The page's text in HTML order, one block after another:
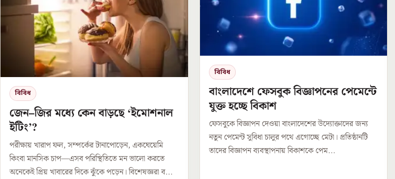
বিবিধ
জেন–জির মধ্যে কেন বাড়ছে ‘ইমোশনাল
ইটিং’?
পরীক্ষায় খারাপ ফল, সম্পর্কের টানাপোড়েন, একঘেয়েমি
কিংবা মানসিক চাপ—এসব পরিস্থিতিতে মন ভালো করতে
অনেকেই প্রিয় খাবারের দিকে ঝুঁকে পড়েন। বিশেষজ্ঞরা ব...
বিবিধ
বাংলাদেশে ফেসবুক বিজ্ঞাপনের পেমেন্টে
যুক্ত হচ্ছে বিকাশ
ফেসবুকে বিজ্ঞাপন দেওয়া বাংলাদেশের উদ্যোক্তাদের জন্য
নতুন পেমেন্ট সুবিধা চালুর পথে এগোচ্ছে মেটা। প্রতিষ্ঠানটি
তাদের বিজ্ঞাপন ব্যবস্থাপনায় বিকাশকে পেম...